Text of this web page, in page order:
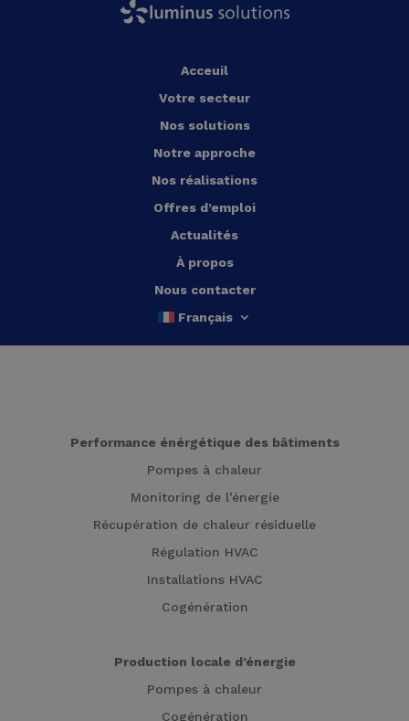
Acceuil
Votre secteur
Nos solutions
Notre approche
Nos réalisations
Offres d’emploi
Actualités
À propos
Nous contacter
Français
Performance énérgétique des bâtiments
Pompes à chaleur
Monitoring de l’énergie
Récupération de chaleur résiduelle
Régulation HVAC
Installations HVAC
Cogénération
Production locale d’énergie
Pompes à chaleur
Cogénération